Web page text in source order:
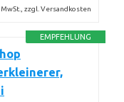
zzgl. Versandkosten
EMPFEHLUNG